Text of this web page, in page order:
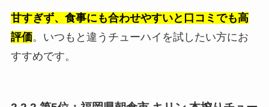
甘すぎず、食事にも合わせやすいと口コミでも高
評価。いつもと違うチューハイを試したい方にお
すすめです。